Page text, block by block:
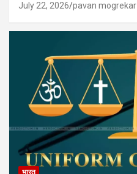
July 22, 2026 pavan mogrekar
भारत